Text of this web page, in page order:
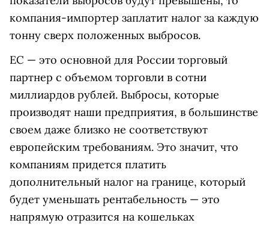
компания-импортер заплатит налог за каждую
тонну сверх положенных выбросов.
ЕС — это основной для России торговый
партнер с объемом торговли в сотни
миллиардов рублей. Выбросы, которые
производят наши предприятия, в большинстве
своем даже близко не соответствуют
европейским требованиям. Это значит, что
компаниям придется платить
дополнительный налог на границе, который
будет уменьшать рентабельность — это
напрямую отразится на кошельках